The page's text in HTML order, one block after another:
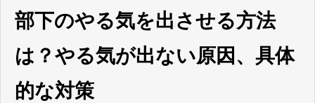
部下のやる気を出させる方法
は？やる気が出ない原因、具体
的な対策